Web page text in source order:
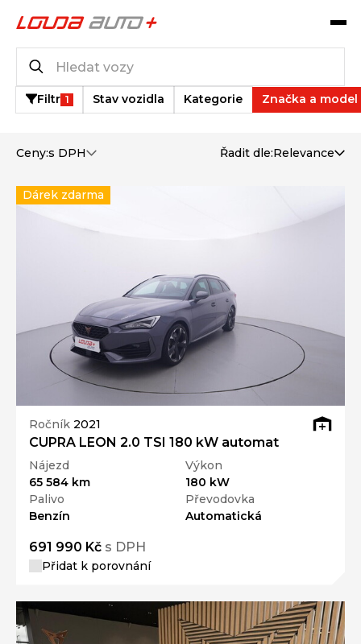
Filtr 1 Stav vozidla Kategorie Značka a model
Ceny:s DPH Řadit dle:Relevance
Ročník 2021
CUPRA LEON 2.0 TSI 180 kW automat
Nájezd
65 584 km
Výkon
180 kW
Palivo
Benzín
Převodovka
Automatická
691 990 Kč s DPH
Přidat k porovnání
Dárek zdarma